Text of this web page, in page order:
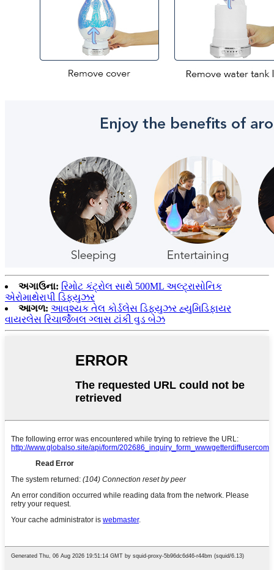
અગાઉના: રિમોટ કંટ્રોલ સાથે 500ML અલ્ટ્રાસોનિક
એરોમાથેરાપી ડિફ્યુઝર
આગળ: આવશ્યક તેલ કોર્ડલેસ ડિફ્યુઝર હ્યુમિડિફાયર
વાયરલેસ રિચાર્જેબલ ગ્લાસ ટાંકી વુડ બેઝ